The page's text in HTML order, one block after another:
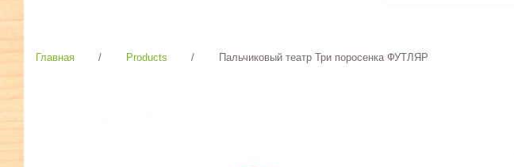
Главная / Products / Пальчиковый театр Три поросенка ФУТЛЯР